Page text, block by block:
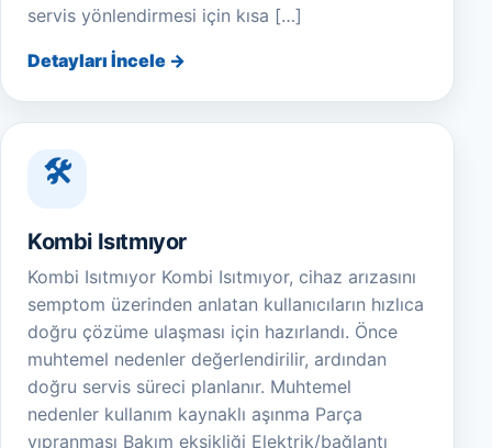
servis yönlendirmesi için kısa […]
Detayları İncele →
Kombi Isıtmıyor
Kombi Isıtmıyor Kombi Isıtmıyor, cihaz arızasını
semptom üzerinden anlatan kullanıcıların hızlıca
doğru çözüme ulaşması için hazırlandı. Önce
muhtemel nedenler değerlendirilir, ardından
doğru servis süreci planlanır. Muhtemel
nedenler kullanım kaynaklı aşınma Parça
yıpranması Bakım eksikliği Elektrik/bağlantı